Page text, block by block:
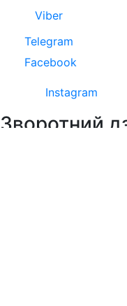
Viber
Telegram
Facebook
Instagram
Зворотний